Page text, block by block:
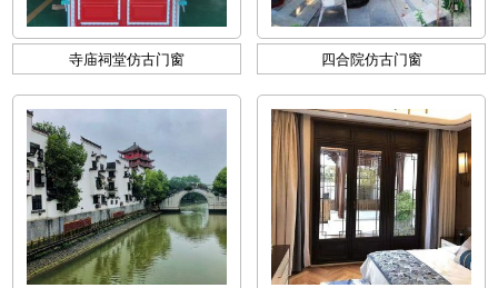
寺庙祠堂仿古门窗 四合院仿古门窗